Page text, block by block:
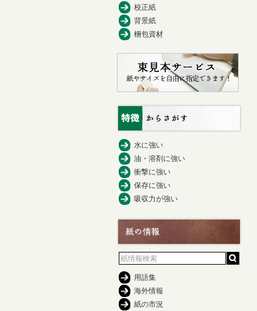
校正紙
背景紙
梱包資材
水に強い
油・溶剤に強い
衝撃に強い
保存に強い
吸収力が強い
用語集
海外情報
紙の市況